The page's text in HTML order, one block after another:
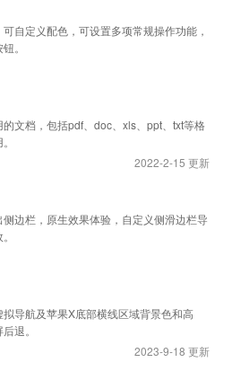
自定义配色，可设置多项常规操作功能，
。
文档，包括pdf、doc、xls、ppt、txt等格
2022-2-15 更新
边栏，原生效果体验，自定义侧滑边栏导
导航及苹果X底部横线区域背景色和高
退。
2023-9-18 更新